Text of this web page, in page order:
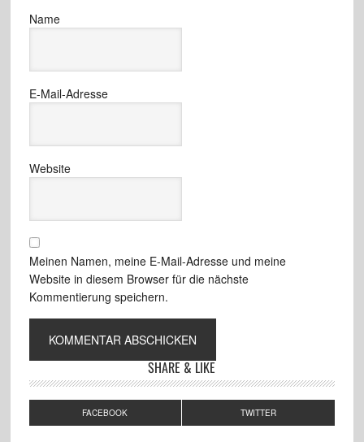
Name
E-Mail-Adresse
Website
Meinen Namen, meine E-Mail-Adresse und meine
Website in diesem Browser für die nächste
Kommentierung speichern.
SHARE & LIKE
FACEBOOK TWITTER